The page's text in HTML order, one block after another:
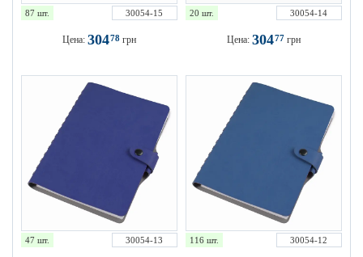
87 шт. 30054-15
Цена: 30478 грн
20 шт. 30054-14
Цена: 30477 грн
47 шт. 30054-13 116 шт. 30054-12